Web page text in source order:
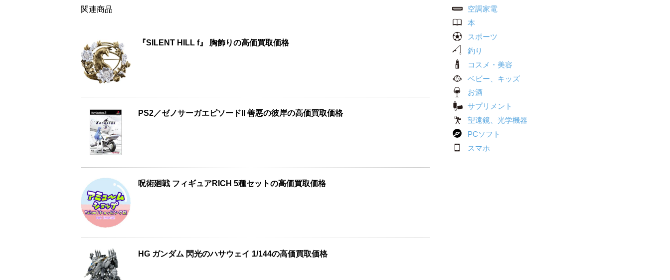
関連商品
『SILENT HILL f』 胸飾りの高価買取価格
PS2／ゼノサーガエピソードII 善悪の彼岸の高価買取価格
呪術廻戦 フィギュアRICH 5種セットの高価買取価格
HG ガンダム 閃光のハサウェイ 1/144の高価買取価格
空調家電
本
スポーツ
釣り
コスメ・美容
ベビー、キッズ
お酒
サプリメント
望遠鏡、光学機器
PCソフト
スマホ